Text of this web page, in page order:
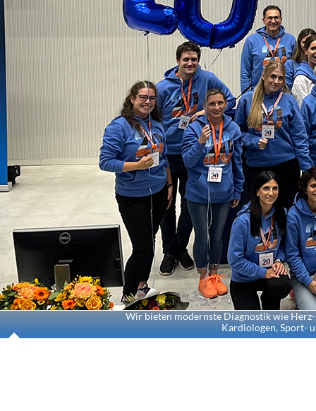
Wir bieten modernste Diagnostik wie
Kardiologen, Sport-